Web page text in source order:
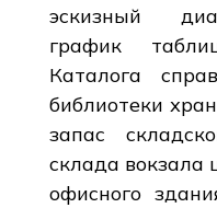
эскизный
график
Каталога
библиотеки
запас
склада вокзала
офисного